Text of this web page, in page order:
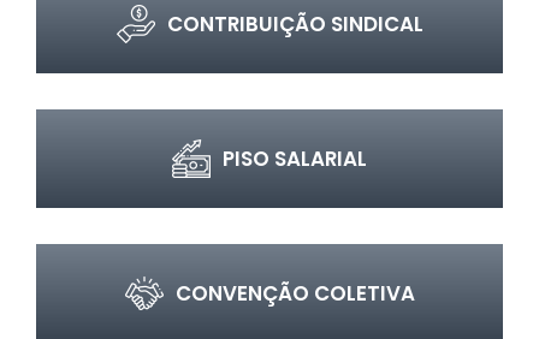
CONTRIBUIÇÃO SINDICAL
PISO SALARIAL
CONVENÇÃO COLETIVA